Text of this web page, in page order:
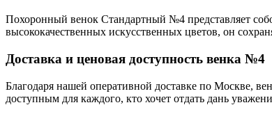
Похоронный венок Стандартный №4 представляет
высококачественных искусственных цветов, он
Доставка и ценовая доступность венка №4
Благодаря нашей оперативной доставке по Москве,
доступным для каждого, кто хочет отдать дань